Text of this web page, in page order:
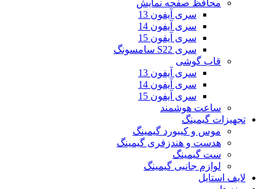
محافظ صفحه نمایش
سری آیفون 13
سری آیفون 14
سری آیفون 15
سری S22 سامسونگ
قاب گوشی
سری آیفون 13
سری آیفون 14
سری آیفون 15
ساعت هوشمند
تجهیزات گیمینگ
موس و کیبورد گیمینگ
هدست و هندزفری گیمینگ
ست گیمینگ
لوازم جانبی گیمینگ
لایف استایل